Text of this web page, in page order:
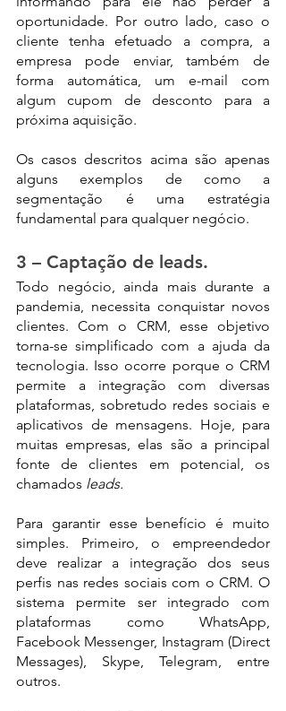
oportunidade. Por outro lado, caso o
cliente tenha efetuado a compra, a
empresa pode enviar, também de
forma automática, um e-mail com
algum cupom de desconto para a
próxima aquisição.
Os casos descritos acima são apenas
alguns exemplos de como a
segmentação é uma estratégia
fundamental para qualquer negócio.
3 – Captação de leads.
Todo negócio, ainda mais durante a
pandemia, necessita conquistar novos
clientes. Com o CRM, esse objetivo
torna-se simplificado com a ajuda da
tecnologia. Isso ocorre porque o CRM
permite a integração com diversas
plataformas, sobretudo redes sociais e
aplicativos de mensagens. Hoje, para
muitas empresas, elas são a principal
fonte de clientes em potencial, os
chamados leads.
Para garantir esse benefício é muito
simples. Primeiro, o empreendedor
deve realizar a integração dos seus
perfis nas redes sociais com o CRM. O
sistema permite ser integrado com
plataformas como WhatsApp,
Facebook Messenger, Instagram (Direct
Messages), Skype, Telegram, entre
outros.